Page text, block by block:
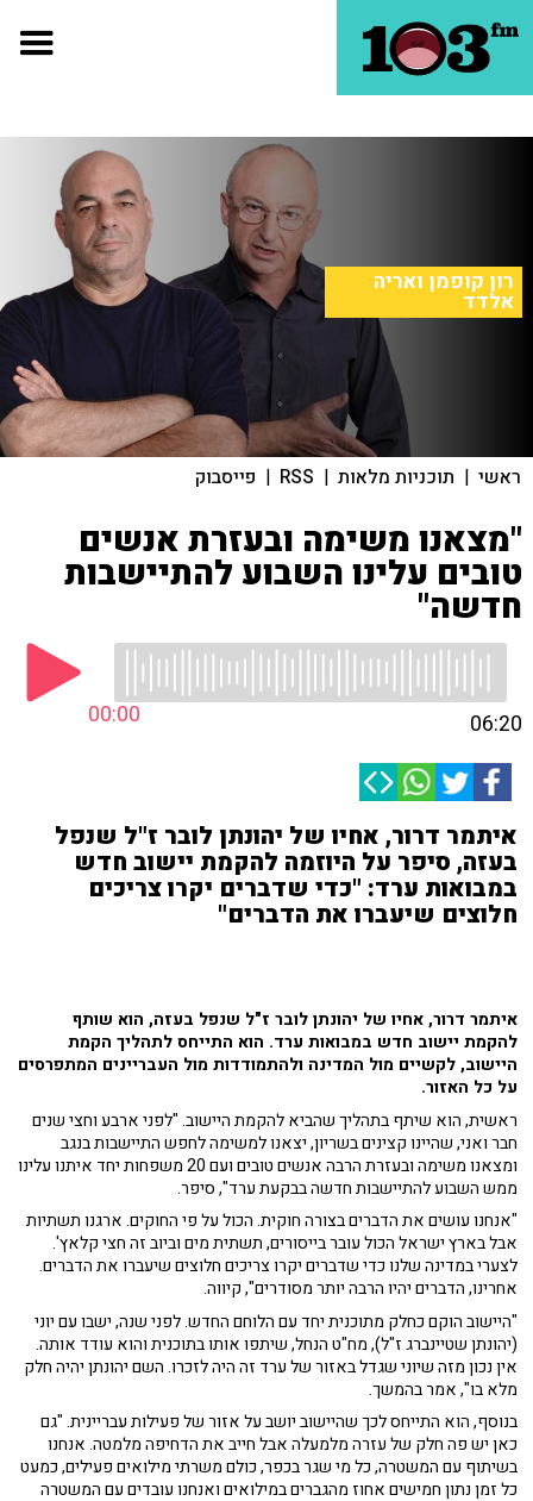
רון קופמן ואריה
אלדד
ראשי | תוכניות מלאות |
RSS
| פייסבוק
"מצאנו משימה ובעזרת אנשים
טובים עלינו השבוע להתיישבות
חדשה"
00:00 06:20
איתמר דרור, אחיו של יהונתן לובר ז"ל שנפל
בעזה, סיפר על היוזמה להקמת יישוב חדש
במבואות ערד: "כדי שדברים יקרו צריכים
חלוצים שיעברו את הדברים"
איתמר דרור, אחיו של יהונתן לובר ז"ל שנפל בעזה, הוא שותף
להקמת יישוב חדש במבואות ערד. הוא התייחס לתהליך הקמת
היישוב, לקשיים מול המדינה ולהתמודדות מול העבריינים המתפרסים
על כל האזור.
ראשית, הוא שיתף בתהליך שהביא להקמת היישוב. "לפני ארבע וחצי שנים
חבר ואני, שהיינו קצינים בשריון, יצאנו למשימה לחפש התיישבות בנגב
ומצאנו משימה ובעזרת הרבה אנשים טובים ועם 20 משפחות יחד איתנו עלינו
ממש השבוע להתיישבות חדשה בבקעת ערד", סיפר.
"אנחנו עושים את הדברים בצורה חוקית. הכול על פי החוקים. ארגנו תשתיות
אבל בארץ ישראל הכול עובר בייסורים, תשתית מים וביוב זה חצי קלאץ'.
לצערי במדינה שלנו כדי שדברים יקרו צריכים חלוצים שיעברו את הדברים.
אחרינו, הדברים יהיו הרבה יותר מסודרים", קיווה.
"היישוב הוקם כחלק מתוכנית יחד עם הלוחם החדש. לפני שנה, ישבו עם יוני
(יהונתן שטיינברג ז"ל), מח"ט הנחל, שיתפו אותו בתוכנית והוא עודד אותה.
אין נכון מזה שיוני שגדל באזור של ערד זה היה לזכרו. השם יהונתן יהיה חלק
מלא בו", אמר בהמשך.
בנוסף, הוא התייחס לכך שהיישוב יושב על אזור של פעילות עבריינית. "גם
כאן יש פה חלק של עזרה מלמעלה אבל חייב את הדחיפה מלמטה. אנחנו
בשיתוף עם המשטרה, כל מי שגר בכפר, כולם משרתי מילואים פעילים, כמעט
כל זמן נתון חמישים אחוז מהגברים במילואים ואנחנו עובדים עם המשטרה